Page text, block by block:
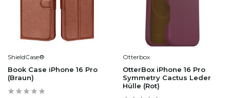
ShieldCase®
Book Case iPhone 16 Pro
(Braun)
Otterbox
OtterBox iPhone 16 Pro
Symmetry Cactus Leder
Hülle (Rot)